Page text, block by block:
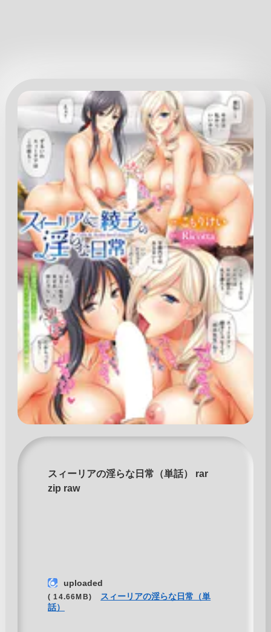
スィーリアの淫らな日常（単話） rar
zip raw
uploaded
( 14.66MB)
スィーリアの淫らな日常（単
話）